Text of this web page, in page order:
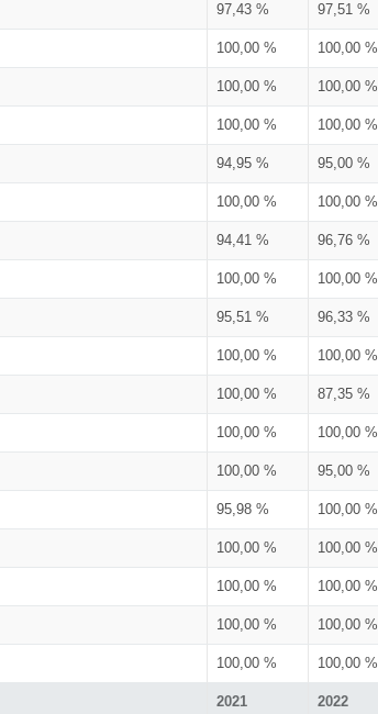
2021 2022
97,43 % 97,51 %
100,00 % 100,00 %
100,00 % 100,00 %
100,00 % 100,00 %
94,95 % 95,00 %
100,00 % 100,00 %
94,41 % 96,76 %
100,00 % 100,00 %
95,51 % 96,33 %
100,00 % 100,00 %
100,00 % 87,35 %
100,00 % 100,00 %
100,00 % 95,00 %
95,98 % 100,00 %
100,00 % 100,00 %
100,00 % 100,00 %
100,00 % 100,00 %
100,00 % 100,00 %